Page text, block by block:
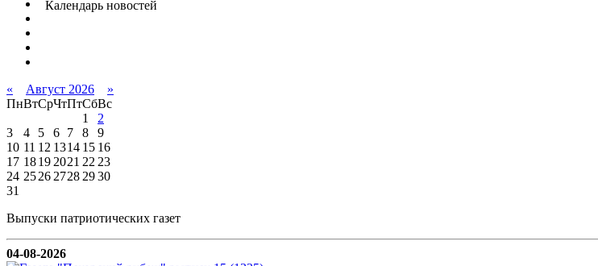
Календарь новостей
« Август 2026
»
ПнВтСрЧтПтСбВс
1
2
3
4 5 6 7 8
9
10 11 12 1314 15 16
17 18192021 2223
24 252627282930
31
Выпуски патриотических газет
04-08-2026